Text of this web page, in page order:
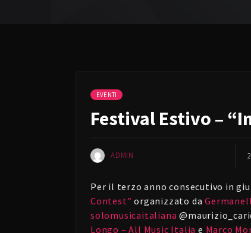
EVENTI
Festival Estivo –
ADMIN
Per il terzo anno consecutivo in
Contest” organizzato da
solomusicaitaliana
Longo – All Music Italia e Marco